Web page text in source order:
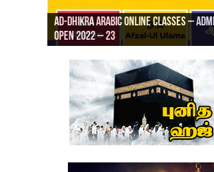
Ad-Dhikra Arabic Online Classes –
Open 2022 – 23
Ad-Dhikra Arabic Online Classes – BA
AD DHIKRA ARABIC COLLEGE ADMISSION
ரியாத் ஜும்ஆ தமிழாக்கம், Jamia Al
Masjid (Kuwait Masjid), Malaz, Riyadh